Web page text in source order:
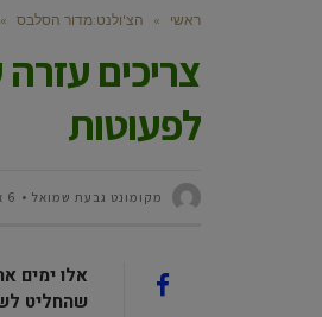
ראשי » הצ'ולנט:מדור הסלבס »
צריכים
לפעוטות
מקומונט גבעת שמואל 6 אפריל, 2020
אלו ימים
שהחליט